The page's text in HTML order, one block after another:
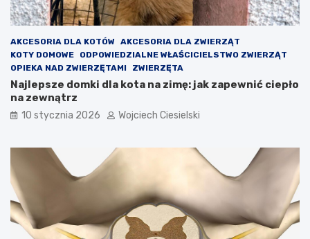
AKCESORIA DLA KOTÓW AKCESORIA DLA ZWIERZĄT
KOTY DOMOWE
ODPOWIEDZIALNE WŁAŚCICIELSTWO ZWIERZĄT
OPIEKA NAD ZWIERZĘTAMI
ZWIERZĘTA
Najlepsze domki dla kota na zimę: jak zapewnić ciepło
na zewnątrz
10 stycznia 2026 Wojciech Ciesielski